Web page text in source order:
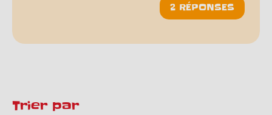
2 RÉPONSES
Trier par